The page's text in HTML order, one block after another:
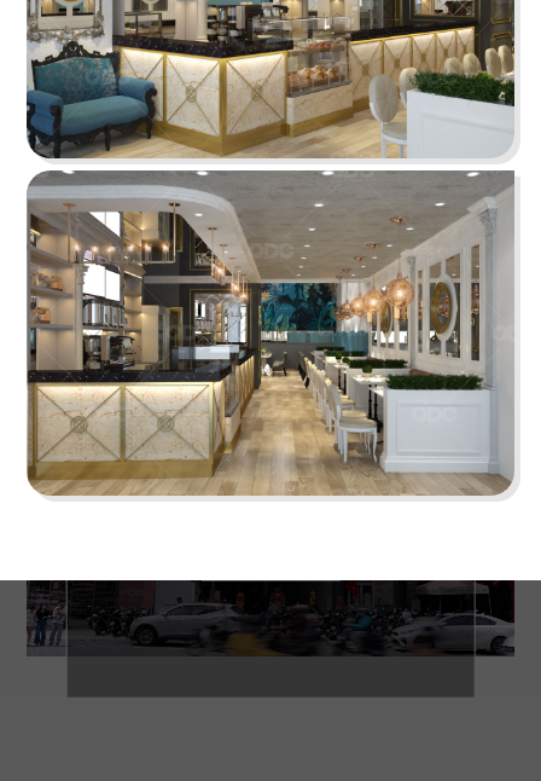
Chi tiết
KOI THÉ
QDC rất hân hạnh khi được đồng hành cùng chủ
đầu tư cho dự án tổng thầu thi công chi nhánh
KOI Thé đầu tiên tại Biên Hòa, Đồng Nai.